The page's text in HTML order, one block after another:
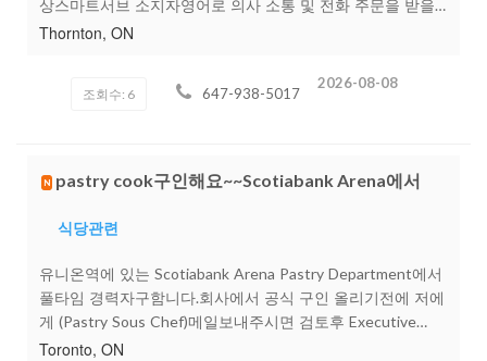
상스마트서브 소지자영어로 의사 소통 및 전화 주문을 받을
수 있고캐나다에서 합법적으로 일 하실수 있는분 원합니다.
holiday pay위치: 4171 innisfil beach road, Thornton( 영/핀
치, 영/ 쉐퍼드 에서 픽/드랍 합니
감사합니다.
Thornton, ON
조회수: 6 647-938-5017
2026-08-08
N pastry cook구인해요~~Scotiabank Arena에서
식당관련
유니온역에 있는 Scotiabank Arena Pastry Department에서
풀타임 경력자구함니다.회사에서 공식 구인 올리기전에 저에
게 (Pastry Sous Chef)메일보내주시면 검토후 Executive
Chef 면접, Trial후 결정됩니다.Scotiabank arena에서는 하키,
Toronto, ON